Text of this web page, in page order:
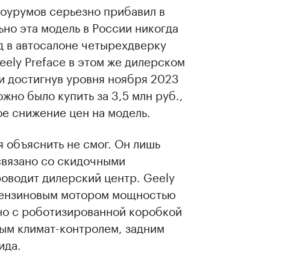
серьезно прибавил в
эта модель в России никогда
автосалоне четырехдверку
Preface в этом же дилерском
уровня ноября 2023
было купить за 3,5 млн руб.,
снижение цен на модель.
объяснить не смог. Он лишь
со скидочными
дилерский центр. Geely
мотором мощностью
с роботизированной коробкой
климат-контролем, задним